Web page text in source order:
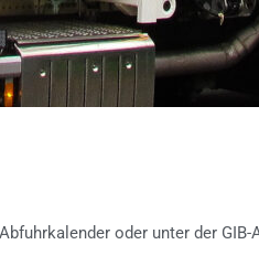
oder unter der